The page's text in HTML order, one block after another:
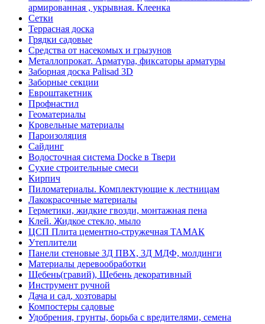
армированная , укрывная. Клеенка
Сетки
Террасная доска
Грядки садовые
Средства от насекомых и грызунов
Металлопрокат. Арматура, фиксаторы арматуры
Заборная доска Palisad 3D
Заборные секции
Евроштакетник
Профнастил
Геоматериалы
Кровельные материалы
Пароизоляция
Сайдинг
Водосточная система Docke в Твери
Сухие строительные смеси
Кирпич
Пиломатериалы. Комплектующие к лестницам
Лакокрасочные материалы
Герметики, жидкие гвозди, монтажная пена
Клей. Жидкое стекло, мыло
ЦСП Плита цементно-стружечная ТАМАК
Утеплители
Панели стеновые 3Д ПВХ, 3Д МДФ, молдинги
Материалы деревообработки
Щебень(гравий), Щебень декоративный
Инструмент ручной
Дача и сад, хозтовары
Компостеры садовые
Удобрения, грунты, борьба с вредителями, семена